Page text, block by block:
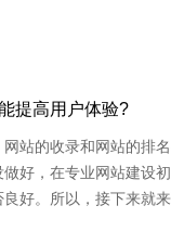
提高用户体验?
站的收录和网站的排
好，在专业网站建设
好。所以，接下来就